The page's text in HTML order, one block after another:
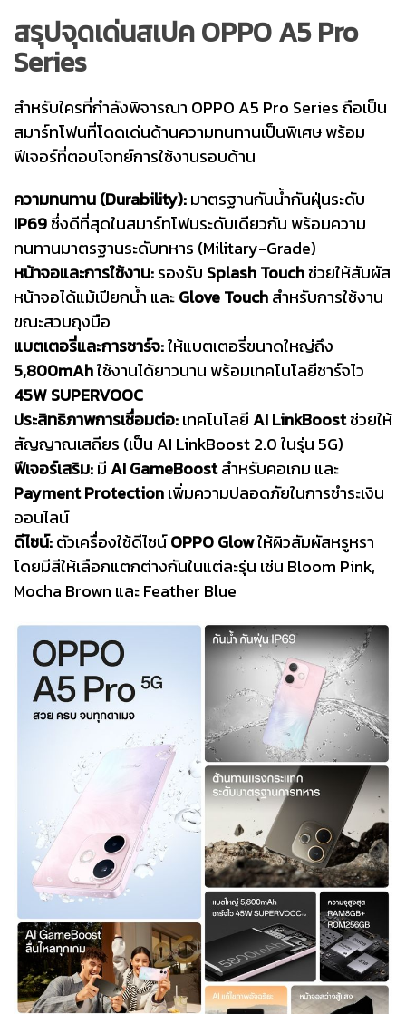
สรุปจุดเด่นสเปค OPPO A5 Pro
Series
สำหรับใครที่กำลังพิจารณา OPPO A5 Pro Series ถือเป็น
สมาร์ทโฟนที่โดดเด่นด้านความทนทานเป็นพิเศษ พร้อม
ฟีเจอร์ที่ตอบโจทย์การใช้งานรอบด้าน
ความทนทาน (Durability):มาตรฐานกันน้ำกันฝุ่นระดับ
IP69ซึ่งดีที่สุดในสมาร์ทโฟนระดับเดียวกัน พร้อมความ
ทนทานมาตรฐานระดับทหาร (Military-Grade)
หน้าจอและการใช้งาน:รองรับ Splash Touchช่วยให้สัมผัส
หน้าจอได้แม้เปียกน้ำ และGlove Touchสำหรับการใช้งาน
ขณะสวมถุงมือ
แบตเตอรี่และการชาร์จ:ให้แบตเตอรี่ขนาดใหญ่ถึง
5,800mAhใช้งานได้ยาวนาน พร้อมเทคโนโลยีชาร์จไว
45W SUPERVOOC
ประสิทธิภาพการเชื่อมต่อ:เทคโนโลยีAI LinkBoostช่วยให้
สัญญาณเสถียร (เป็น AI LinkBoost 2.0 ในรุ่น 5G)
ฟีเจอร์เสริม:มีAI GameBoostสำหรับคอเกม และ
Payment Protectionเพิ่มความปลอดภัยในการชำระเงิน
ออนไลน์
ดีไซน์:ตัวเครื่องใช้ดีไซน์OPPO Glowให้ผิวสัมผัสหรูหรา
โดยมีสีให้เลือกแตกต่างกันในแต่ละรุ่น เช่น Bloom Pink,
Mocha Brown และ Feather Blue